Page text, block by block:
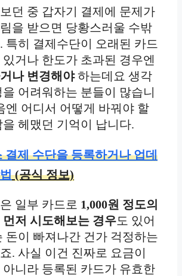
던 중 갑자기 결제에 문제가
을 받으면 당황스러울 수밖
특히 결제수단이 오래된 카드
거나 한도가 초과된 경우엔
나 변경해야하는데요 생각
어려워하는 분들이 많습니
엔 어디서 어떻게 바꿔야 할
헤맸던 기억이 납니다.
결제 수단을 등록하거나 업데
(공식 정보)
일부 카드로 1,000원 정도의
저 시도해보는 경우도 있어
돈이 빠져나간 건가 걱정하는
. 사실 이건 진짜로 요금이
니라 등록된 카드가 유효한